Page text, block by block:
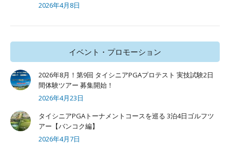
2026年4月8日
イベント・プロモーション
2026年8月！第9回 タイシニアPGAプロテスト 実技試験2日
間体験ツアー 募集開始！
2026年4月23日
タイシニアPGAトーナメントコースを巡る 3泊4日ゴルフツ
アー【バンコク編】
2026年4月7日